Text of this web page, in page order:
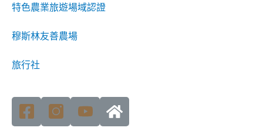
特色農業旅遊場域認證
穆斯林友善農場
旅行社